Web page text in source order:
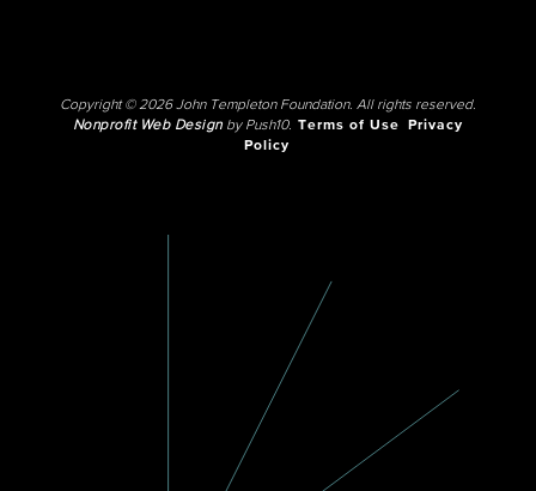
Copyright © 2026 John Templeton Foundation. All rights reserved.
Nonprofit Web Designby Push10. Terms of Use
Privacy
Policy